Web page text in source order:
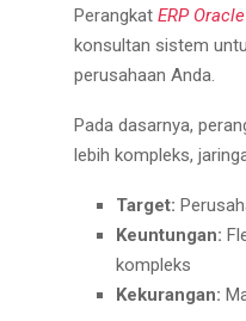
Perangkat ERP Oracle
konsultan sistem
perusahaan Anda.
Pada dasarnya,
lebih kompleks,
Target:
Keuntungan:
kompleks
Kekurangan: